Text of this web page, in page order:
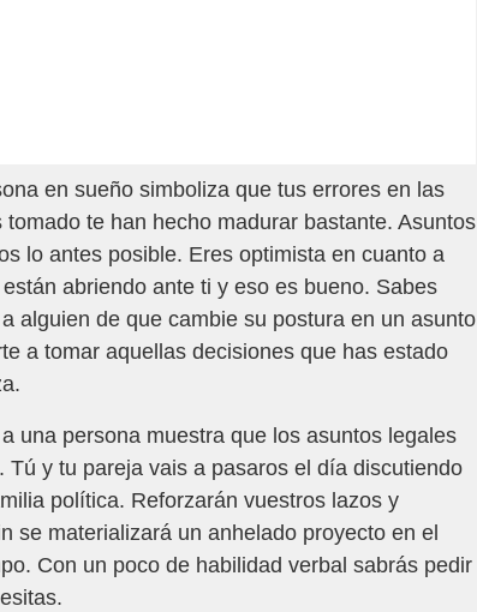
en sueño simboliza que tus errores en las
te han hecho madurar bastante. Asuntos
lo antes posible. Eres optimista en cuanto a
abriendo ante ti y eso es bueno. Sabes
alguien de que cambie su postura en un asunto
a tomar aquellas decisiones que has estado
una persona muestra que los asuntos legales
y tu pareja vais a pasaros el día discutiendo
política. Reforzarán vuestros lazos y
se materializará un anhelado proyecto en el
Con un poco de habilidad verbal sabrás pedir